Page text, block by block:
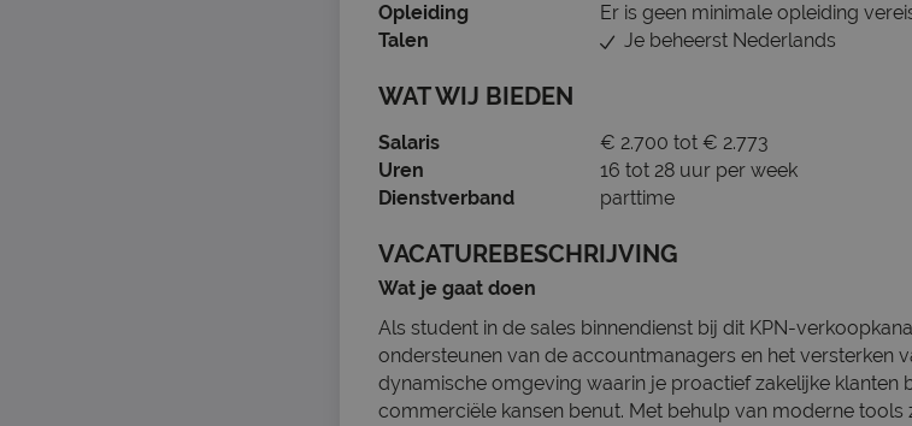
Opleiding
Er is geen minimale opleiding
Talen
Je beheerst Nederlands
WAT WIJ BIEDEN
Salaris
€ 2.700 tot € 2.773
Uren
16 tot 28 uur per week
Dienstverband
parttime
VACATUREBESCHRIJVING
Wat je gaat doen
Als student in de sales binnendienst bij dit KPN-
ondersteunen van de accountmanagers en het versterken
dynamische omgeving waarin je proactief zakelijke klanten
commerciële kansen benut. Met behulp van moderne